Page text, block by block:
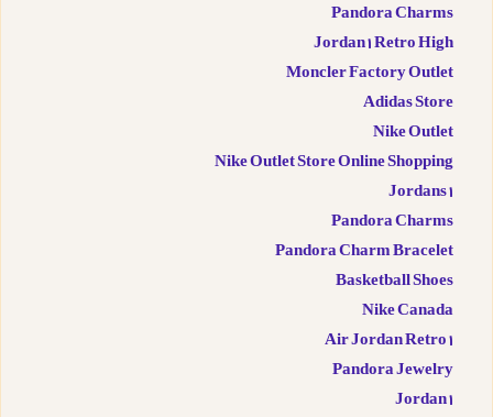
Pandora Charms
Jordan 1 Retro High
Moncler Factory Outlet
Adidas Store
Nike Outlet
Nike Outlet Store Online Shopping
Jordans 1
Pandora Charms
Pandora Charm Bracelet
Basketball Shoes
Nike Canada
Air Jordan Retro 1
Pandora Jewelry
Jordan 1